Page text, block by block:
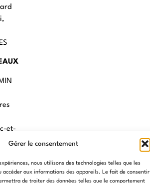
Gérer le consentement
nous utilisons des technologies telles que les
accéder aux informations des appareils. Le fait de consentir
de traiter des données telles que le comportement
et-